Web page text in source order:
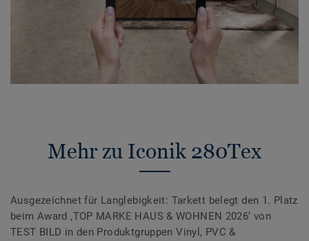
Mehr zu Iconik 280Tex
Ausgezeichnet für Langlebigkeit: Tarkett belegt den 1. Platz
beim Award ‚TOP MARKE HAUS & WOHNEN 2026‘ von
TEST BILD in den Produktgruppen Vinyl, PVC &